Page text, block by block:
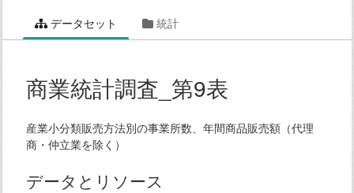
データセット 統計
商業統計調査_第9表
産業小分類販売方法別の事業所数、年間商品販売額（代理
商・仲立業を除く）
データとリソース